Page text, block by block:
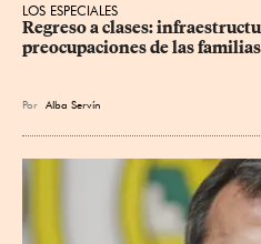
LOS ESPECIALES
Regreso a clases:
preocupaciones de las familias
Por Alba Servín